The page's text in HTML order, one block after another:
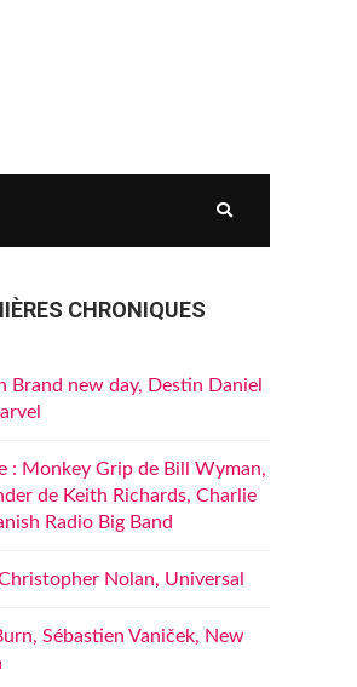
CHRONIQUES
Brand new day, Destin Daniel
: Monkey Grip de Bill Wyman,
de Keith Richards, Charlie
Radio Big Band
Christopher Nolan, Universal
Sébastien Vaniček, New